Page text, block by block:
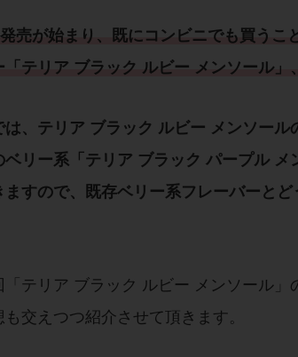
売が始まり、既に コンビニでも買うこ
「 テリア ブラック ルビー メンソール
は、テリア ブラック ルビー メンソール
ベリー系「 テリア ブラック パープル メ
ますので、既存ベリー系フレーバーとど
「テリア ブラック ルビー メンソール
交えつつ紹介させて頂きます。